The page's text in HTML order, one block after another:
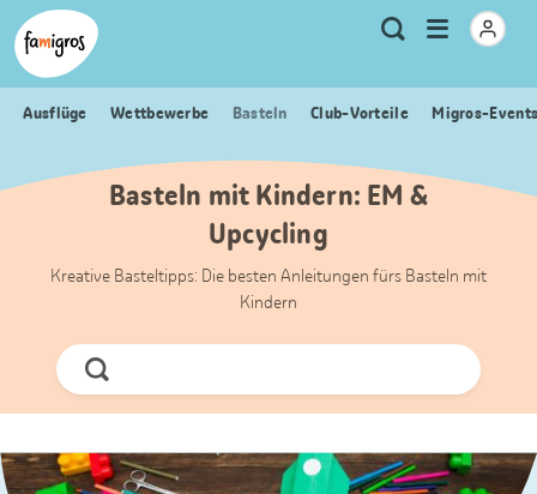
Sprungmarken
Navigation
Header
Logo
Meta
Navigation
Suche
Menu
öffnen
Ausflüge Wettbewerbe Basteln Club-Vorteile Migros-
Basteln mit Kindern: EM &
Upcycling
Kreative Basteltipps: Die besten Anleitungen fürs Basteln mit
Kindern
Jetzt
Suchen